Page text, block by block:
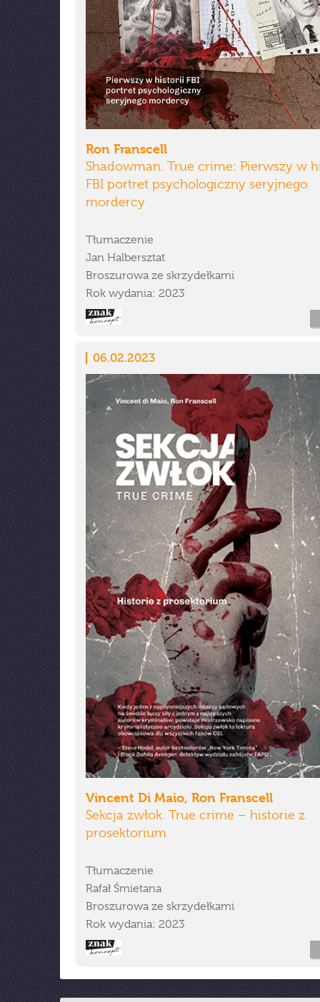
Ron Franscell
Shadowman. True crime: Pierwszy w
FBI portret psychologiczny seryjnego
mordercy
Tłumaczenie
Jan Halbersztat
Broszurowa ze skrzydełkami
Rok wydania: 2023
06.02.2023
Vincent Di Maio, Ron Franscell
Sekcja zwłok. True crime – historie z
prosektorium
Tłumaczenie
Rafał Śmietana
Broszurowa ze skrzydełkami
Rok wydania: 2023